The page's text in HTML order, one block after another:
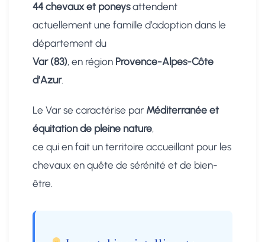
44 chevaux et poneysattendent
actuellement une famille d’adoption dans le
département du
Var (83), en région Provence-Alpes-Côte
d’Azur.
Le Var se caractérise par Méditerranée et
équitation de pleine nature,
ce qui en fait un territoire accueillant pour les
chevaux en quête de sérénité et de bien-
être.